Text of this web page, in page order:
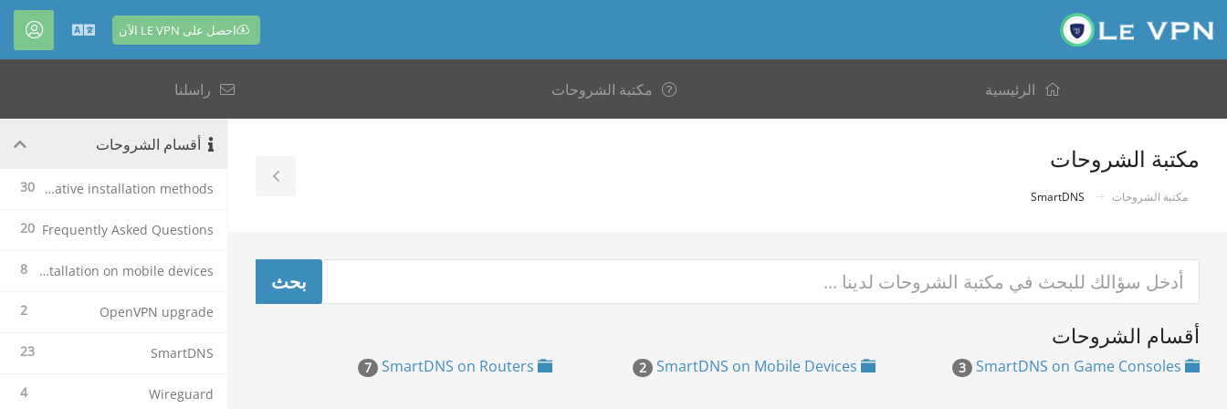
احصل على LE VPN الآن العربية
الرئيسية مكتبة الشروحات راسلنا
مكتبة الشروحات
مكتبة الشروحات
Toggle
Sidebar
أقسام الشروحات
3
SmartDNS on Mobile Devices
2
7
أقسام الشروحات
30 Alternative installation methods
20 Frequently Asked Questions
8 Le VPN Installation on mobile devices
2 OpenVPN upgrade
23 SmartDNS
4 Wireguard